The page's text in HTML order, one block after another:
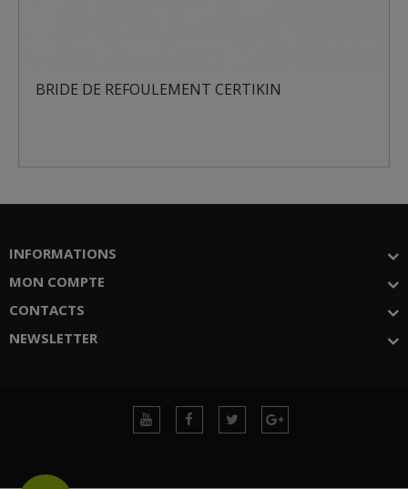
BRIDE DE REFOULEMENT CERTIKIN
INFORMATIONS
MON COMPTE
CONTACTS
NEWSLETTER